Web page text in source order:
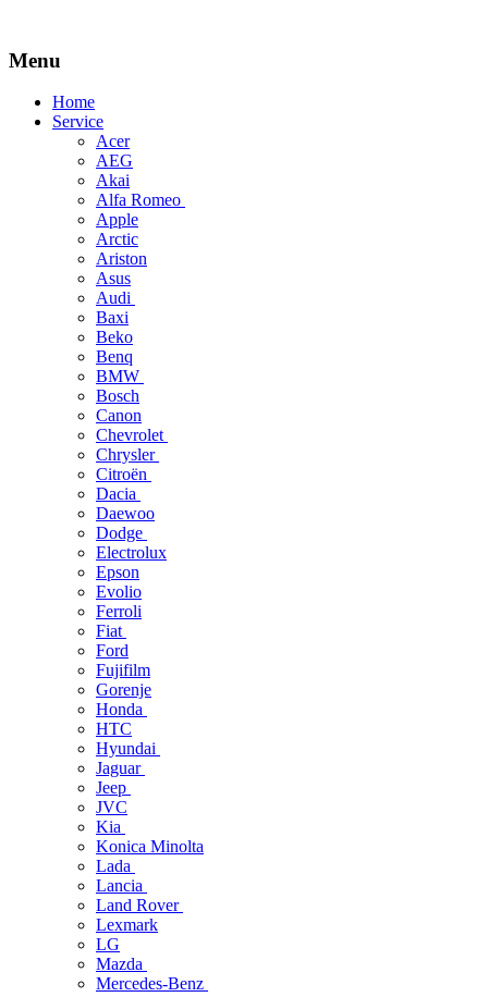
Menu
Skip
Home
Service
Acer
AEG
Akai
Alfa Romeo
Apple
Arctic
Ariston
Asus
Audi
Baxi
Beko
Benq
BMW
Bosch
Canon
Chevrolet
Chrysler
Citroën
Dacia
Daewoo
Dodge
Electrolux
Epson
Evolio
Ferroli
Fiat
Ford
Fujifilm
Gorenje
Honda
HTC
Hyundai
Jaguar
Jeep
JVC
Kia
Konica Minolta
Lada
Lancia
Land Rover
Lexmark
LG
Mazda
Mercedes-Benz